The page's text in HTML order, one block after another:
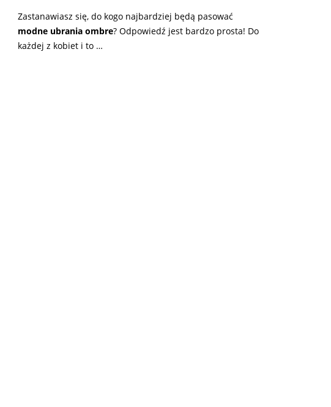
Zastanawiasz się, do kogo najbardziej będą pasować
modne ubrania ombre? Odpowiedź jest bardzo prosta! Do
każdej z kobiet i to …